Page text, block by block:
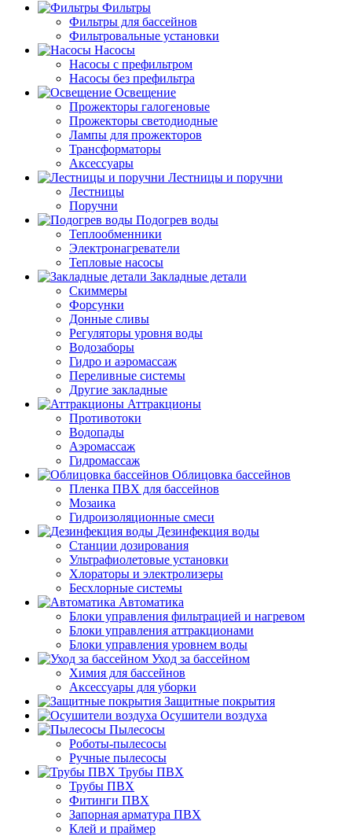
Фильтры
Фильтры для бассейнов
Фильтровальные установки
Насосы
Насосы с префильтром
Насосы без префильтра
Освещение
Прожекторы галогеновые
Прожекторы светодиодные
Лампы для прожекторов
Трансформаторы
Аксессуары
Лестницы и поручни
Лестницы
Поручни
Подогрев воды
Теплообменники
Электронагреватели
Тепловые насосы
Закладные детали
Скиммеры
Форсунки
Донные сливы
Регуляторы уровня воды
Водозаборы
Гидро и аэромассаж
Переливные системы
Другие закладные
Аттракционы
Противотоки
Водопады
Аэромассаж
Гидромассаж
Облицовка бассейнов
Пленка ПВХ для бассейнов
Мозаика
Гидроизоляционные смеси
Дезинфекция воды
Станции дозирования
Ультрафиолетовые установки
Хлораторы и электролизеры
Бесхлорные системы
Автоматика
Блоки управления фильтрацией и нагревом
Блоки управления аттракционами
Блоки управления уровнем воды
Уход за бассейном
Химия для бассейнов
Аксессуары для уборки
Защитные покрытия
Осушители воздуха
Пылесосы
Роботы-пылесосы
Ручные пылесосы
Трубы ПВХ
Трубы ПВХ
Фитинги ПВХ
Запорная арматура ПВХ
Клей и праймер